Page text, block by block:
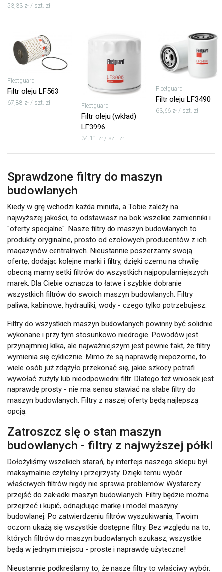
53,33 zł / szt. zł
Fleetguard
Filtr oleju LF563
67,88 zł / szt. zł Fleetguard
Filtr oleju (wkład)
LF3996
34,11 zł / szt. zł
Fleetguard
Filtr oleju LF3490
63,66 zł / szt. zł
Sprawdzone filtry do maszyn
budowlanych
Kiedy w grę wchodzi każda minuta, a Tobie zależy na
najwyższej jakości, to odstawiasz na bok wszelkie zamienniki i
"oferty specjalne". Nasze filtry do maszyn budowlanych to
produkty oryginalne, prosto od czołowych producentów z ich
magazynów centralnych. Nieustannie poszerzamy swoją
ofertę, dodając kolejne marki i filtry, dzięki czemu na chwilę
obecną mamy setki filtrów do wszystkich najpopularniejszych
marek. Dla Ciebie oznacza to łatwe i szybkie dobranie
wszystkich filtrów do swoich maszyn budowlanych. Filtry
paliwa, kabinowe, hydrauliki, wody - czego tylko potrzebujesz.
Filtry do wszystkich maszyn budowlanych powinny być solidnie
wykonane i przy tym stosunkowo niedrogie. Powodów jest
przynajmniej kilka, ale najważniejszym jest pewnie fakt, że filtry
wymienia się cyklicznie. Mimo że są naprawdę niepozorne, to
wiele osób już zdążyło przekonać się, jakie szkody potrafi
wywołać zużyty lub nieodpowiedni filtr. Dlatego też wniosek jest
naprawdę prosty - nie ma sensu stawiać na słabe filtry do
maszyn budowlanych. Filtry z naszej oferty będą najlepszą
opcją.
Zatroszcz się o stan maszyn
budowlanych - filtry z najwyższej półki
Dołożyliśmy wszelkich starań, by interfejs naszego sklepu był
maksymalnie czytelny i przejrzysty. Dzięki temu wybór
właściwych filtrów nigdy nie sprawia problemów. Wystarczy
przejść do zakładki maszyn budowlanych. Filtry będzie można
przejrzeć i kupić, odnajdując markę i model maszyny
budowlanej. Po zatwierdzeniu filtrów wyszukiwania, Twoim
oczom ukażą się wszystkie dostępne filtry. Bez względu na to,
których filtrów do maszyn budowlanych szukasz, wszystkie
będą w jednym miejscu - proste i naprawdę użyteczne!
Nieustannie podkreślamy to, że nasze filtry to właściwy wybór.